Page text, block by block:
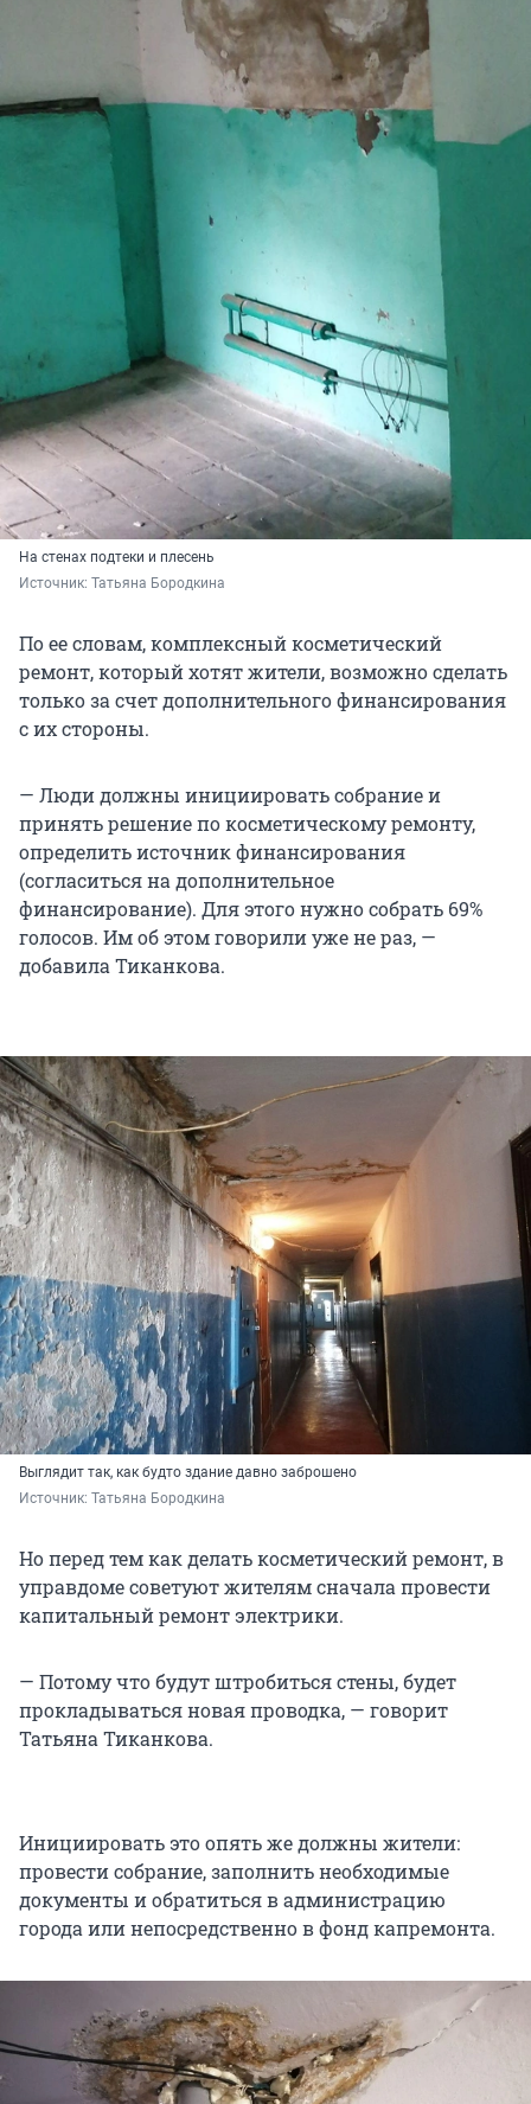
На стенах подтеки и плесень
Источник: Татьяна Бородкина
По ее словам, комплексный косметический
ремонт, который хотят жители, возможно сделать
только за счет дополнительного финансирования
с их стороны.
— Люди должны инициировать собрание и
принять решение по косметическому ремонту,
определить источник финансирования
(согласиться на дополнительное
финансирование). Для этого нужно собрать 69%
голосов. Им об этом говорили уже не раз, —
добавила Тиканкова.
Выглядит так, как будто здание давно заброшено
Источник: Татьяна Бородкина
Но перед тем как делать косметический ремонт, в
управдоме советуют жителям сначала провести
капитальный ремонт электрики.
— Потому что будут штробиться стены, будет
прокладываться новая проводка, — говорит
Татьяна Тиканкова.
Инициировать это опять же должны жители:
провести собрание, заполнить необходимые
документы и обратиться в администрацию
города или непосредственно в фонд капремонта.